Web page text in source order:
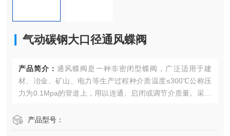
气动碳钢大口径通风蝶阀
产品简介： 通风蝶阀是一种非密闭型蝶阀，广泛适用于建
材、冶金、矿山、电力等生产过程种介质温度≤300℃公称压
力为0.1Mpa的管道上，用以连通、启闭或调节介质量。采用
结构紧凑、重量轻、便于安装、流阻小、流通量大，避免高
产品型号：